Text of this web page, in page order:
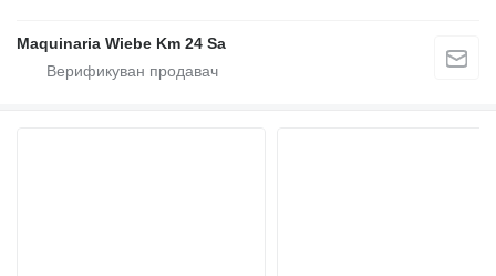
Maquinaria Wiebe Km 24 Sa